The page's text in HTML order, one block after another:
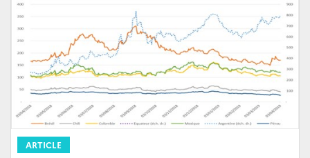
ARTICLE